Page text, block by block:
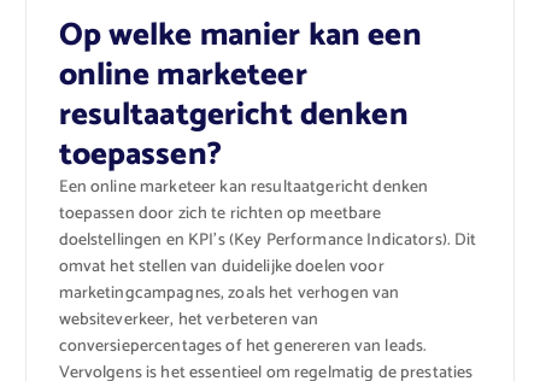
Op welke manier kan een
online marketeer
resultaatgericht denken
toepassen?
Een online marketeer kan resultaatgericht denken
toepassen door zich te richten op meetbare
doelstellingen en KPI’s (Key Performance Indicators). Dit
omvat het stellen van duidelijke doelen voor
marketingcampagnes, zoals het verhogen van
websiteverkeer, het verbeteren van
conversiepercentages of het genereren van leads.
Vervolgens is het essentieel om regelmatig de prestaties